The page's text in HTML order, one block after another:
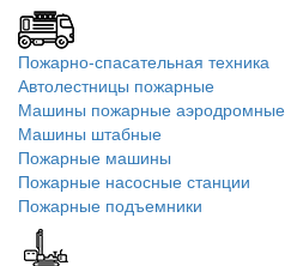
Пожарно-спасательная техника
Автолестницы пожарные
Машины пожарные аэродромные
Машины штабные
Пожарные машины
Пожарные насосные станции
Пожарные подъемники